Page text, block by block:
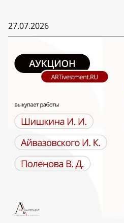
27.07.2026